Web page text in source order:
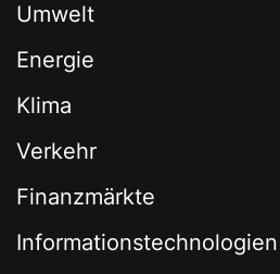
Umwelt
Energie
Klima
Verkehr
Finanzmärkte
Informationstechnologien